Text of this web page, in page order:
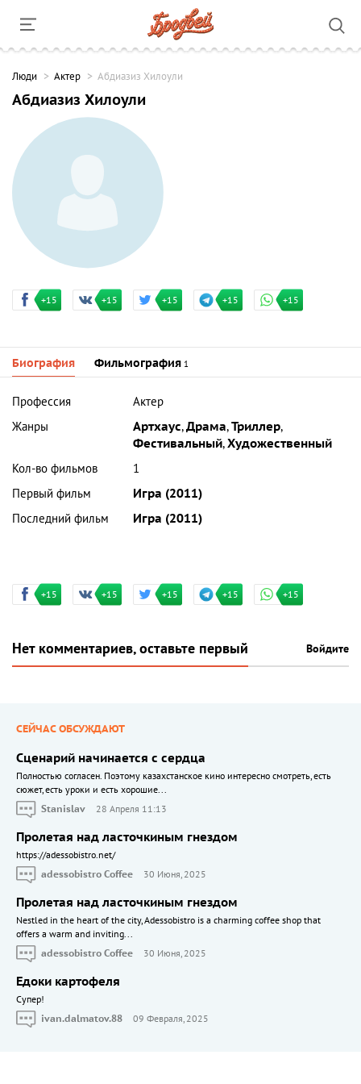
Люди Актер Абдиазиз Хилоули
Абдиазиз Хилоули
+15 +15 +15 +15 +15
Биография Фильмография 1
Профессия
Актер
Жанры
Артхаус,Драма,Триллер,
Фестивальный,Художественный
Кол-во фильмов
1
Первый фильм
Игра (2011)
Последний фильм
Игра (2011)
+15 +15 +15 +15 +15
Нет комментариев, оставьте первый Войдите
СЕЙЧАС ОБСУЖДАЮТ
Сценарий начинается с сердца
Полностью согласен. Поэтому казахстанское кино интересно смотреть, есть
сюжет, есть уроки и есть хорошие...
Stanislav
28 Апреля 11:13
Пролетая над ласточкиным гнездом
https://adessobistro.net/
adessobistro Coffee
30 Июня, 2025
Пролетая над ласточкиным гнездом
Nestled in the heart of the city, Adessobistro is a charming coffee shop that
offers a warm and inviting...
adessobistro Coffee
30 Июня, 2025
Едоки картофеля
Cупер!
ivan.dalmatov.88
09 Февраля, 2025